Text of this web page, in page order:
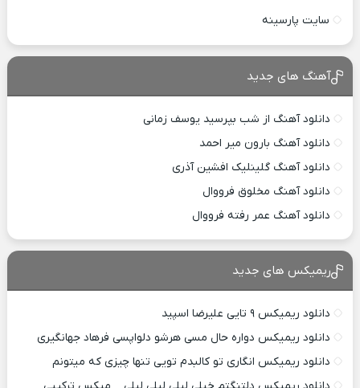
سایت پارسینه
آهنگ های جدید
دانلود آهنگ از شب بپرسید یوسف زمانی
دانلود آهنگ بارون میر احمد
دانلود آهنگ گلینلیک افشین آذری
دانلود آهنگ مخلوق فرووال
دانلود آهنگ عمر رفته فرووال
ریمیکس های جدید
دانلود ریمیکس ۹ تایی علیرضا اسپید
دانلود ریمیکس دواره حال مسی هرشو دلواپسی فرهاد جهانگیری
دانلود ریمیکس انگاری تو کالبدم تویی تنها چیزی که میتونم